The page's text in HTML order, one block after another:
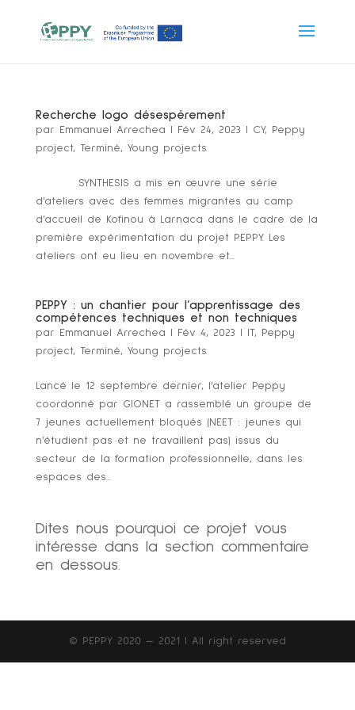
Recherche logo désespérement
par Emmanuel Arrechea Fév 24, 2023 CY, Peppy
project, Terminé, Young projects
SYNTHESIS a mis en œuvre une série
d’ateliers avec des femmes migrantes au camp
d’accueil de Kofinou à Larnaca dans le cadre de la
première expérimentation du projet PEPPY. Les
ateliers ont eu lieu en novembre et...
PEPPY : un chantier pour l’apprentissage des
compétences techniques et non techniques
par Emmanuel Arrechea Fév 4, 2023 IT, Peppy
project, Terminé, Young projects
Lancé le 12 septembre dernier, l’atelier Peppy
coordonné par GIONET a rassemblé un groupe de
7 jeunes actuellement bloqués (NEET : jeunes qui
n’étudient pas et ne travaillent pas) issus du
secteur de la formation professionnelle, dans les
espaces des...
Dites nous pourquoi ce projet vous
intéresse dans la section commentaire
en dessous.
© PEPPY 2020 — 2021 | All right reserved